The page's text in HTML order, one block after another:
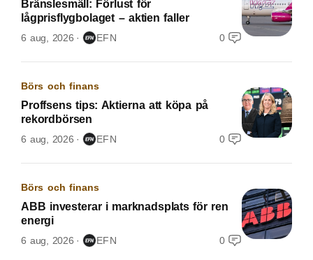
Bränslesmäll: Förlust för
lågprisflygbolaget – aktien faller
6 aug, 2026 EFN 0
Börs och finans
Proffsens tips: Aktierna att köpa på
rekordbörsen
6 aug, 2026 EFN 0
Börs och finans
ABB investerar i marknadsplats för ren
energi
6 aug, 2026 EFN 0